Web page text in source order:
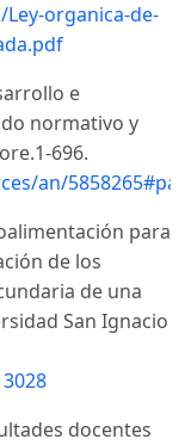
organica-de-
e
normativo y
696.
an/
para
de los
de una
San Ignacio
docentes